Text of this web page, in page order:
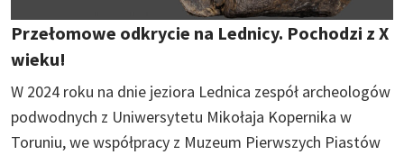
Przełomowe odkrycie na Lednicy. Pochodzi z X
wieku!
W 2024 roku na dnie jeziora Lednica zespół archeologów
podwodnych z Uniwersytetu Mikołaja Kopernika w
Toruniu, we współpracy z Muzeum Pierwszych Piastów